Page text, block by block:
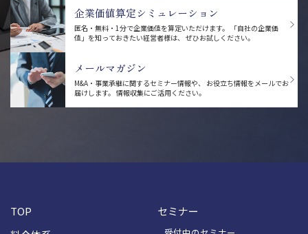
企業価値算定シミュレーション
匿名・無料・1分で企業価値を算定いただけます。
「自社の企業価
値」を知っておきたい経営者様は、 ぜひお試しください。
メールマガジン
M&A・事業承継に関するセミナー情報や、
お役立ち情報をメールでお
届けします。 情報収集にご活用ください。
TOP
セミナー